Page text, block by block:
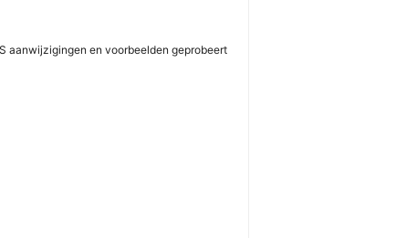
aanwijzigingen en voorbeelden geprobeert